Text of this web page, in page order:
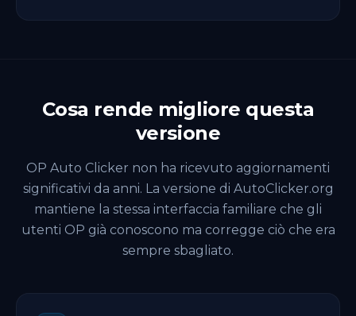
Cosa rende migliore questa
versione
OP Auto Clicker non ha ricevuto aggiornamenti
significativi da anni. La versione di AutoClicker.org
mantiene la stessa interfaccia familiare che gli
utenti OP già conoscono ma corregge ciò che era
sempre sbagliato.